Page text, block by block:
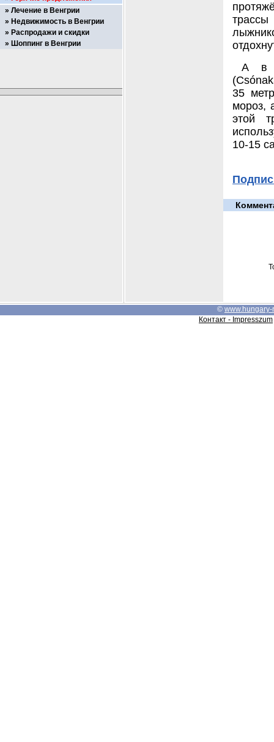
А в
35
мороз,
этой
10-15
Лечение в Венгрии
Недвижимость в Венгрии
Распродажи и скидки
Шоппинг в Венгрии
© www.hungary-
Контакт - Impresszum